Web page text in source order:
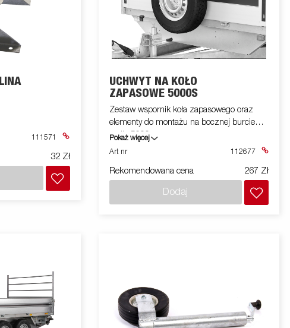
111571
32 Zł
UCHWYT NA KOŁO
ZAPASOWE 5000S
Zestaw wspornik koła zapasowego oraz
elementy do montażu na bocznej burcie
seriia 5000
Pokaż więcej
Art nr
112677
Rekomendowana cena 267 Zł
Dodaj